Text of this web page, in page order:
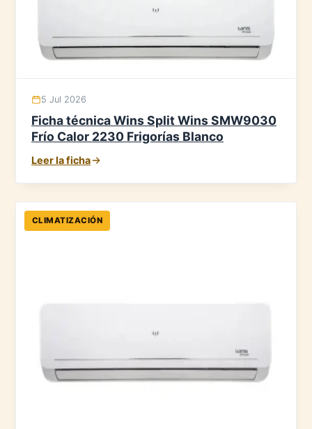
5 Jul 2026
Ficha técnica Wins Split Wins SMW9030
Frío Calor 2230 Frigorías Blanco
Leer la ficha
CLIMATIZACIÓN